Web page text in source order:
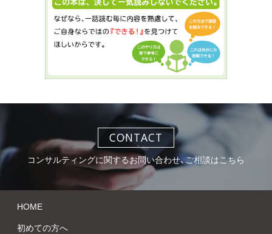
CONTACT
コンサルティングに関するお問い合わせ、ご相談はこちら
HOME
初めての方へ